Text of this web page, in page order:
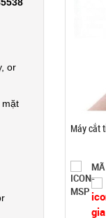
or
mặt